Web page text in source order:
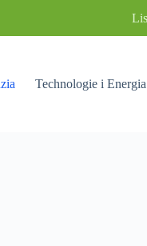
Technologie i Energia